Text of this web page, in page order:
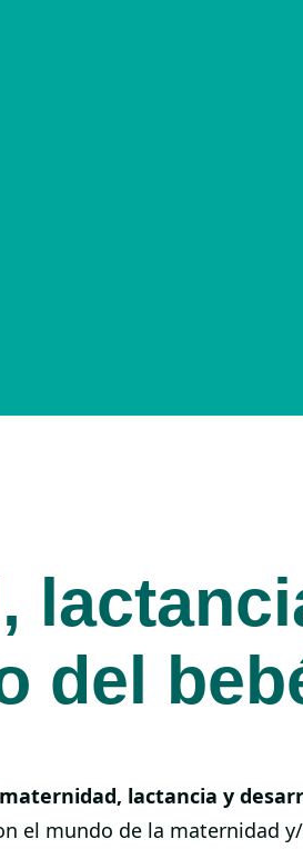
del
maternidad, lactancia y
el mundo de la maternidad